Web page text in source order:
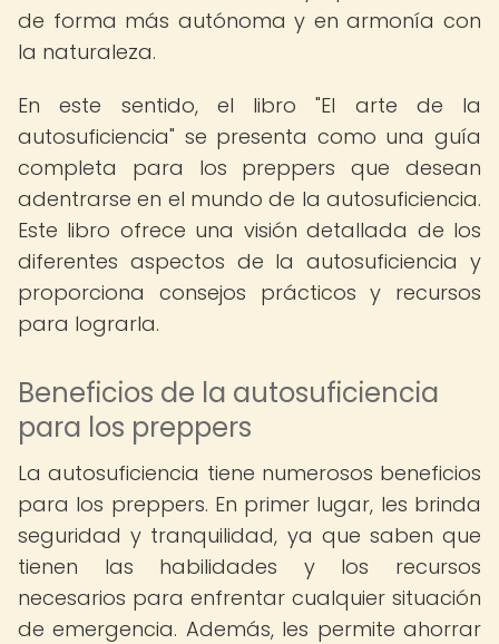
de forma más autónoma y en armonía con
la naturaleza.
En este sentido, el libro "El arte de la
autosuficiencia" se presenta como una guía
completa para los preppers que desean
adentrarse en el mundo de la autosuficiencia.
Este libro ofrece una visión detallada de los
diferentes aspectos de la autosuficiencia y
proporciona consejos prácticos y recursos
para lograrla.
Beneficios de la autosuficiencia
para los preppers
La autosuficiencia tiene numerosos beneficios
para los preppers. En primer lugar, les brinda
seguridad y tranquilidad, ya que saben que
tienen las habilidades y los recursos
necesarios para enfrentar cualquier situación
de emergencia. Además, les permite ahorrar